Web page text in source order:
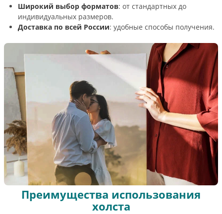
Широкий выбор форматов: от стандартных до
индивидуальных размеров.
Доставка по всей России: удобные способы получения.
Преимущества использования
холста